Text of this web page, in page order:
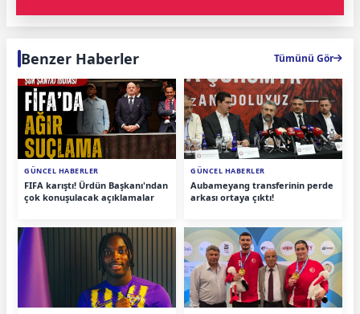
Benzer Haberler Tümünü Gör
GÜNCEL HABERLER
FIFA karıştı! Ürdün Başkanı'ndan
çok konuşulacak açıklamalar
GÜNCEL HABERLER
Aubameyang transferinin perde
arkası ortaya çıktı!